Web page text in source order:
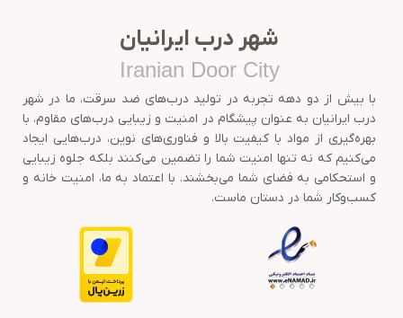
شهر درب ایرانیان
Iranian Door City
با بیش از دو دهه تجربه در تولید درب‌های ضد سرقت، ما در شهر
درب ایرانیان به عنوان پیشگام در امنیت و زیبایی درب‌های مقاوم، با
بهره‌گیری از مواد با کیفیت بالا و فناوری‌های نوین، درب‌هایی ایجاد
می‌کنیم که نه تنها امنیت شما را تضمین می‌کنند بلکه جلوه زیبایی
و استحکامی به فضای شما می‌بخشند. با اعتماد به ما، امنیت خانه و
کسب‌وکار شما در دستان ماست.